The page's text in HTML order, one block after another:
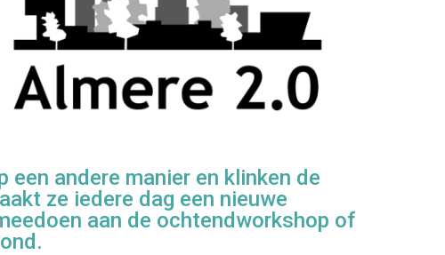
andere manier en klinken de
ze iedere dag een nieuwe
aan de ochtendworkshop of